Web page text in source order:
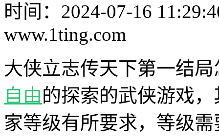
时间：2024-07-16
www.1ting.com
大侠立志传天下第一结
自由的探索的武侠游戏
家等级有所要求，等级